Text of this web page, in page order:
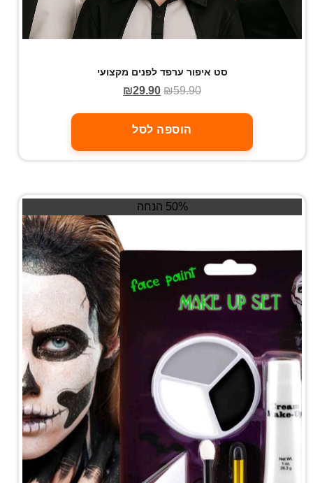
סט איפור ערפד לפנים מקצועי
₪59.90
₪29.90
הוספה לסל
50% הנחה